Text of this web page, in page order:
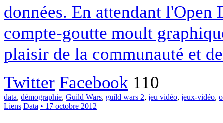
données. En attendant l'Open
compte-goutte moult
plaisir de la communauté et
Twitter Facebook 110
data, démographie, Guild Wars, guild wars 2, jeu vidéo, jeux-vidéo,
Liens Data • 17 octobre 2012